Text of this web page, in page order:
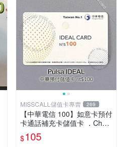
MISSCALL儲值卡專賣 269
【中華電信 100】如意卡預付
卡通話補充卡儲值卡 ．Chun
ghwa IDEAL 100．門號延展
⚡MissCall儲值卡專賣
$105